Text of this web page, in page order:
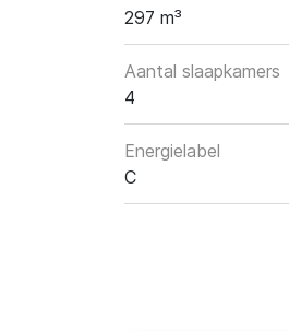
297 m³
Aantal slaapkamers
4
Energielabel
C